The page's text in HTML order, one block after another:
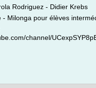
Rodriguez - Didier Krebs
- Milonga pour élèves
channel/